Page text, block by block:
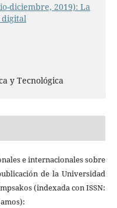
diciembre, 2019): La
digital
y Tecnológica
e internacionales sobre
de la Universidad
(indexada con ISSN: